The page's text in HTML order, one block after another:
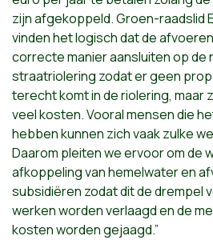
zijn afgekoppeld. Groen-raadslid
vinden het logisch dat de
correcte manier aansluiten op de
straatriolering zodat er geen
terecht komt in de riolering, maar
veel kosten. Vooral mensen die
hebben kunnen zich vaak zulke
Daarom pleiten we ervoor om de
afkoppeling van hemelwater en
subsidiëren zodat dit de drempel
werken worden verlaagd en de
kosten worden gejaagd.”